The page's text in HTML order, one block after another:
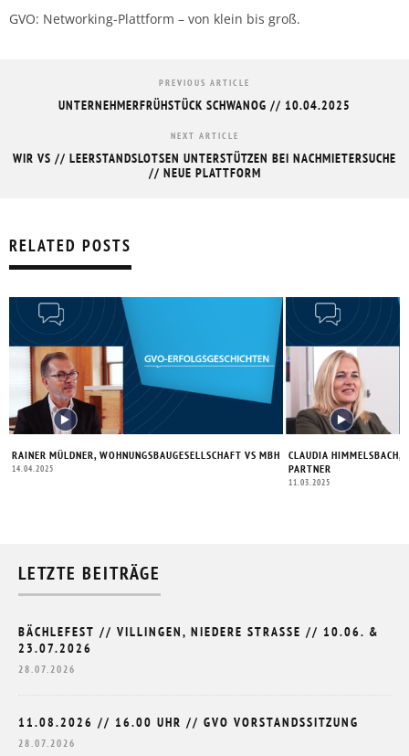
GVO: Networking-Plattform – von klein bis groß.
PREVIOUS ARTICLE
UNTERNEHMERFRÜHSTÜCK SCHWANOG // 10.04.2025
NEXT ARTICLE
WIR VS // LEERSTANDSLOTSEN UNTERSTÜTZEN BEI NACHMIETERSUCHE
// NEUE PLATTFORM
RELATED POSTS
RAINER MÜLDNER, WOHNUNGSBAUGESELLSCHAFT VS MBH
14.04.2025
CLAUDIA HIMMELSBACH,
PARTNER
11.03.2025
LETZTE BEITRÄGE
BÄCHLEFEST // VILLINGEN, NIEDERE STRASSE // 10.06. & 2
3.07.2026
28.07.2026
11.08.2026 // 16.00 UHR // GVO VORSTANDSSITZUNG
28.07.2026